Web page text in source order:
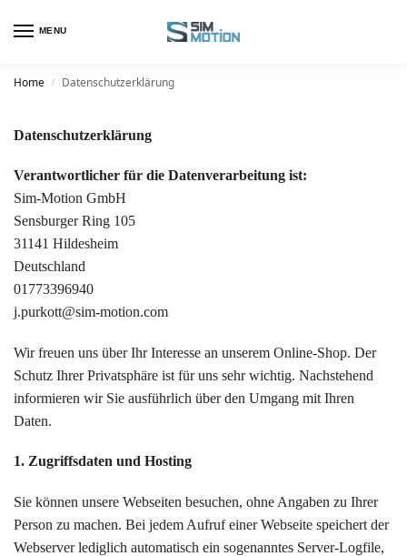
MENU
Home / Datenschutzerklärung
Datenschutzerklärung
Verantwortlicher für die Datenverarbeitung ist:
Sim-Motion GmbH
Sensburger Ring 105
31141 Hildesheim
Deutschland
01773396940
j.purkott@sim-motion.com
Wir freuen uns über Ihr Interesse an unserem Online-Shop. Der
Schutz Ihrer Privatsphäre ist für uns sehr wichtig. Nachstehend
informieren wir Sie ausführlich über den Umgang mit Ihren
Daten.
1. Zugriffsdaten und Hosting
Sie können unsere Webseiten besuchen, ohne Angaben zu Ihrer
Person zu machen. Bei jedem Aufruf einer Webseite speichert der
Webserver lediglich automatisch ein sogenanntes Server-Logfile,